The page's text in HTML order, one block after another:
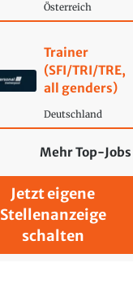
Österreich
Trainer
(SFI/TRI/TRE,
all genders)
Deutschland
Mehr Top-Jobs
Jetzt eigene
Stellenanzeige
schalten